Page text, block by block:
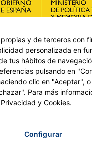
Transformación y
establecido por el
Europeo y del Consejo,
y de terceros con
personalizada en
tus hábitos de
pulsando en
clic en "Aceptar",
Para más
y Cookies.
Configurar